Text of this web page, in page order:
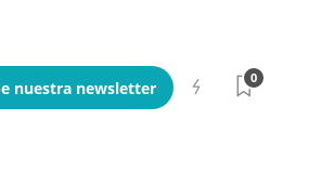
nuestra newsletter
0